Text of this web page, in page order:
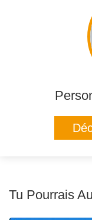
Tu Pourrais